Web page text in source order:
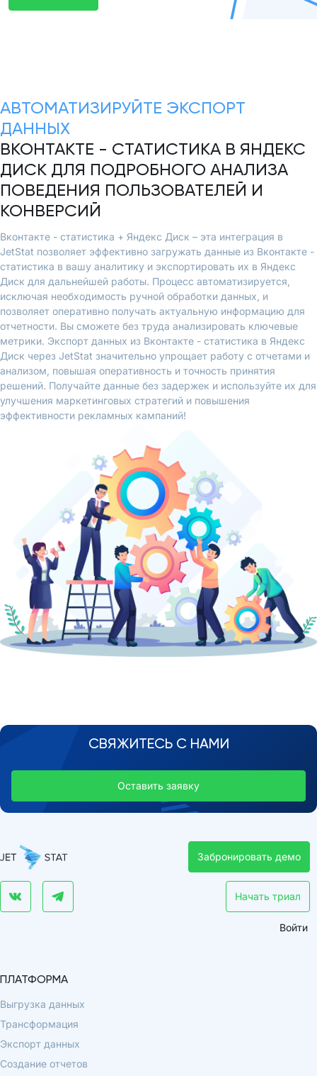
АВТОМАТИЗИРУЙТЕ ЭКСПОРТ
ДАННЫХ
ВКОНТАКТЕ - СТАТИСТИКА В ЯНДЕКС
ДИСК ДЛЯ ПОДРОБНОГО АНАЛИЗА
ПОВЕДЕНИЯ ПОЛЬЗОВАТЕЛЕЙ И
КОНВЕРСИЙ
Вконтакте - статистика + Яндекс Диск – эта интеграция в
JetStat позволяет эффективно загружать данные из Вконтакте -
статистика в вашу аналитику и экспортировать их в Яндекс
Диск для дальнейшей работы. Процесс автоматизируется,
исключая необходимость ручной обработки данных, и
позволяет оперативно получать актуальную информацию для
отчетности. Вы сможете без труда анализировать ключевые
метрики. Экспорт данных из Вконтакте - статистика в Яндекс
Диск через JetStat значительно упрощает работу с отчетами и
анализом, повышая оперативность и точность принятия
решений. Получайте данные без задержек и используйте их для
улучшения маркетинговых стратегий и повышения
эффективности рекламных кампаний!
СВЯЖИТЕСЬ С НАМИ
Оставить заявку
Забронировать демо
Начать триал
Войти
ПЛАТФОРМА
Выгрузка данных
Трансформация
Экспорт данных
Создание отчетов